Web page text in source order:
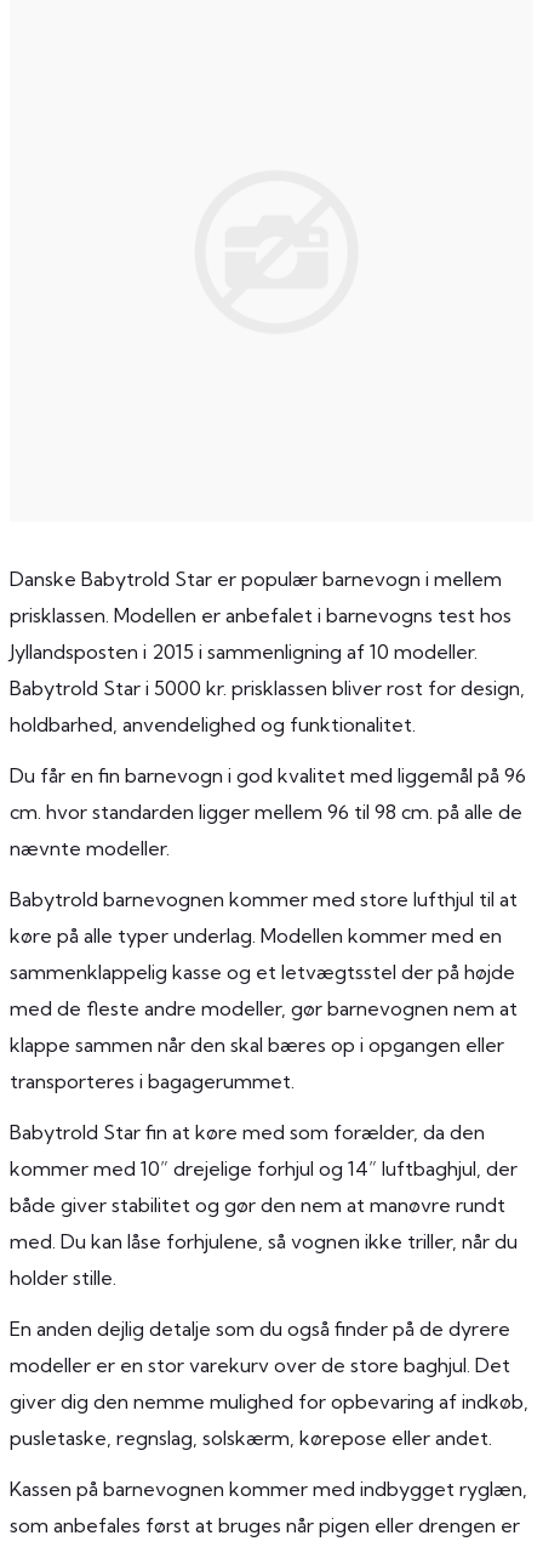
Danske Babytrold Star er populær barnevogn i mellem
prisklassen. Modellen er anbefalet i barnevogns test hos
Jyllandsposten i 2015 i sammenligning af 10 modeller.
Babytrold Star i 5000 kr. prisklassen bliver rost for design,
holdbarhed, anvendelighed og funktionalitet.
Du får en fin barnevogn i god kvalitet med liggemål på 96
cm. hvor standarden ligger mellem 96 til 98 cm. på alle de
nævnte modeller.
Babytrold barnevognen kommer med store lufthjul til at
køre på alle typer underlag. Modellen kommer med en
sammenklappelig kasse og et letvægtsstel der på højde
med de fleste andre modeller, gør barnevognen nem at
klappe sammen når den skal bæres op i opgangen eller
transporteres i bagagerummet.
Babytrold Star fin at køre med som forælder, da den
kommer med 10” drejelige forhjul og 14” luftbaghjul, der
både giver stabilitet og gør den nem at manøvre rundt
med. Du kan låse forhjulene, så vognen ikke triller, når du
holder stille.
En anden dejlig detalje som du også finder på de dyrere
modeller er en stor varekurv over de store baghjul. Det
giver dig den nemme mulighed for opbevaring af indkøb,
pusletaske, regnslag, solskærm, kørepose eller andet.
Kassen på barnevognen kommer med indbygget ryglæn,
som anbefales først at bruges når pigen eller drengen er